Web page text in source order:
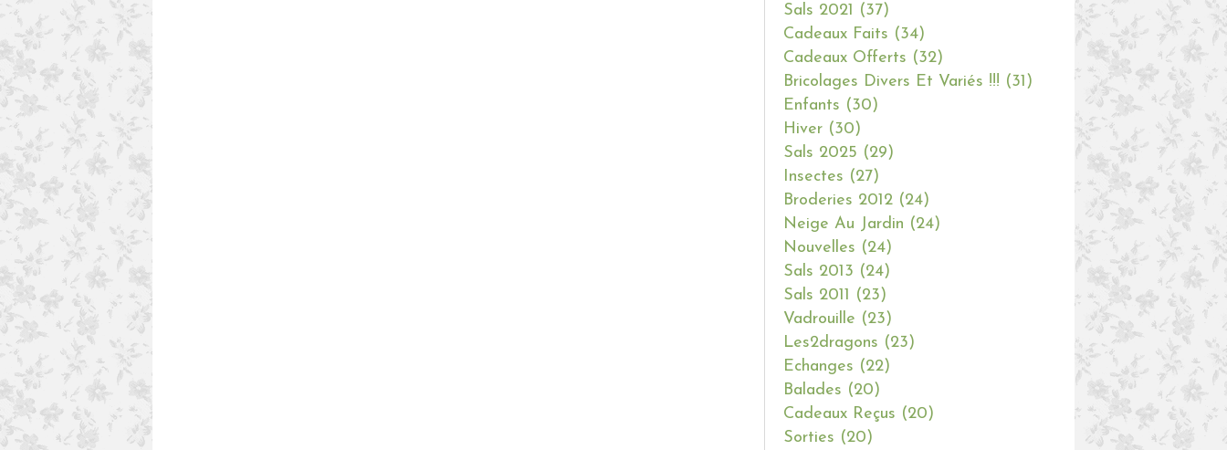
Sals 2021
(37)
Cadeaux Faits (34)
Cadeaux Offerts (32)
Bricolages Divers Et Variés !!! (31)
Enfants (30)
Hiver (30)
Sals 2025 (29)
Insectes (27)
Broderies 2012 (24)
Neige Au Jardin (24)
Nouvelles (24)
Sals 2013 (24)
Sals 2011
(23)
Vadrouille (23)
Les2dragons (23)
Echanges (22)
Balades (20)
Cadeaux Reçus (20)
Sorties (20)